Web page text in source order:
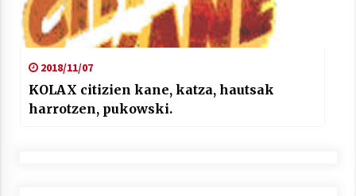
2018/11/07
KOLAX citizien kane, katza, hautsak
harrotzen, pukowski.